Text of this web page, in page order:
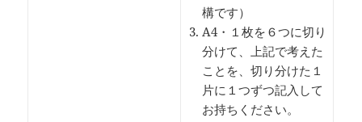
構です）
A4・１枚を６つに切り
分けて、上記で考えた
ことを、切り分けた１
片に１つずつ記入して
お持ちください。